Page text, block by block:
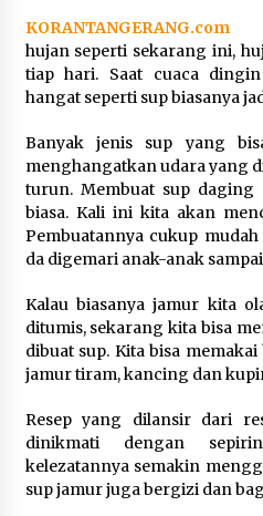
Marak
Soroti
5 Agustus
Di Forum
Dominasi,
Merangkul
5 Agustus
Jokowi
NTT,
Masyarakat
KORANTANGERANG.com
hujan seperti sekarang ini,
tiap hari. Saat cuaca
hangat seperti sup biasanya
Banyak jenis sup yang
menghangatkan udara yang
turun. Membuat sup daging
biasa. Kali ini kita akan
Pembuatannya cukup
da digemari anak-anak
Kalau biasanya jamur kita
ditumis, sekarang kita bisa
dibuat sup. Kita bisa
jamur tiram, kancing dan
Resep yang dilansir dari
dinikmati dengan
kelezatannya semakin
sup jamur juga bergizi dan